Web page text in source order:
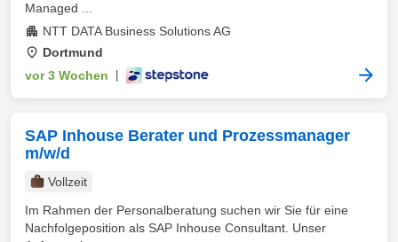
Managed ...
NTT DATA Business Solutions AG
Dortmund
vor 3 Wochen
SAP Inhouse Berater und Prozessmanager
m/w/d
Vollzeit
Im Rahmen der Personalberatung suchen wir Sie für eine
Nachfolgeposition als SAP Inhouse Consultant. Unser